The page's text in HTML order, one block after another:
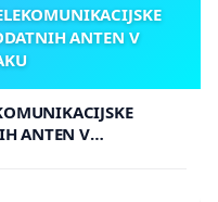
ANTEN V
ANTEN V